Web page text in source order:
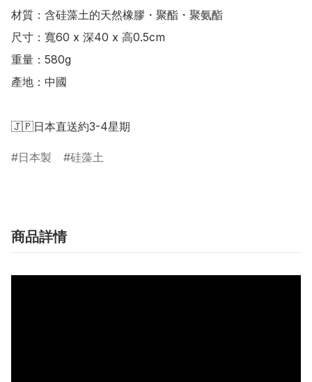
材質：含硅藻土的天然橡膠・聚酯・聚氨酯
尺寸：寬60 x 深40 x 高0.5cm
重量：580g
產地：中國
🇯🇵日本直送約3-4星期
日本製 硅藻土
商品詳情